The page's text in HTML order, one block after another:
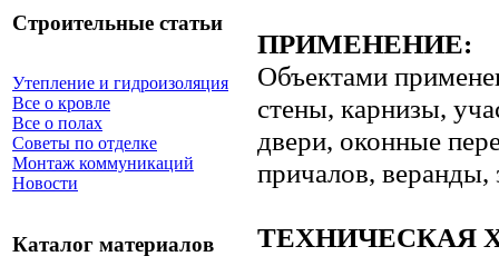
Строительные статьи
Утепление и гидроизоляция
Все о кровле
Все о полах
Советы по отделке
Монтаж коммуникаций
Новости
Каталог материалов
ПРИМЕНЕНИЕ:
Объектами
стены, карнизы,
двери, оконные
причалов,
ТЕХНИЧЕСКАЯ